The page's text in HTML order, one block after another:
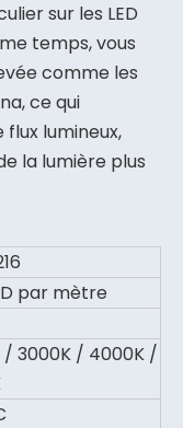
sur les LED
temps, vous
comme les
ce qui
lumineux,
la lumière plus
par mètre
/ 3000K / 4000K /